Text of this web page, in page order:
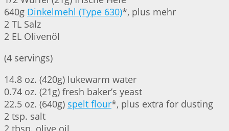
640g Dinkelmehl (Type 630)*, plus mehr
2 TL Salz
2 EL Olivenöl
(4 servings)
14.8 oz. (420g) lukewarm water
0.74 oz. (21g) fresh baker’s yeast
22.5 oz. (640g) spelt flour*, plus extra for dusting
2 tsp. salt
2 tbsp. olive oil